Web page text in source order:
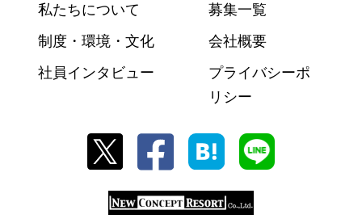
私たちについて
制度・環境・文化
社員インタビュー
募集一覧
会社概要
プライバシーポ
リシー